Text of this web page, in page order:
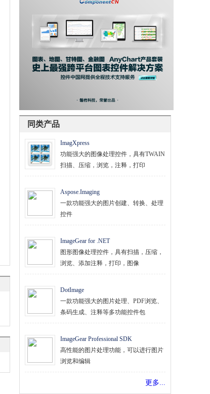
同类产品
ImagXpress
功能强大的图像处理控件，具有TWAIN
扫描、压缩，浏览，注释，打印
Aspose.Imaging
一款功能强大的图片创建、转换、处理
控件
ImageGear for .NET
图形图像处理控件，具有扫描，压缩，
浏览、添加注释，打印，图像
DotImage
一款功能强大的图片处理、PDF浏览、
条码生成、注释等多功能控件包
ImageGear Professional SDK
高性能的图片处理功能，可以进行图片
浏览和编辑
更多...